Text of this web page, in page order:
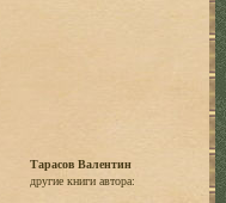
Тарасов Валентин
другие книги автора: